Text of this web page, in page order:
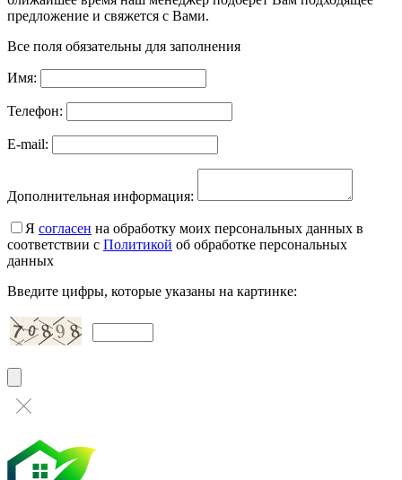
предложение и свяжется с Вами.
Все поля обязательны для заполнения
Имя:
Телефон:
E-mail:
Дополнительная информация:
Я согласен на обработку моих персональных данных в
соответствии с Политикой об обработке персональных
данных
Введите цифры, которые указаны на картинке: